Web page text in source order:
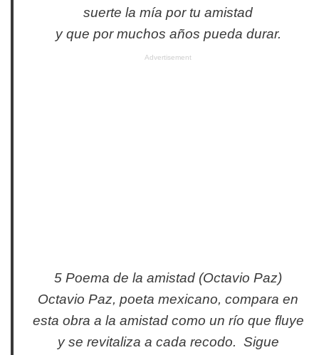
suerte la mía por tu amistad
y que por muchos años pueda durar.
Advertisement
5 Poema de la amistad (Octavio Paz)
Octavio Paz, poeta mexicano, compara en
esta obra a la amistad como un río que fluye
y se revitaliza a cada recodo. Sigue